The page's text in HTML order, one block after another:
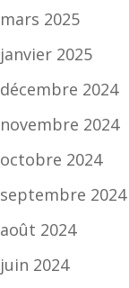
mars 2025
janvier 2025
décembre 2024
novembre 2024
octobre 2024
septembre 2024
août 2024
juin 2024